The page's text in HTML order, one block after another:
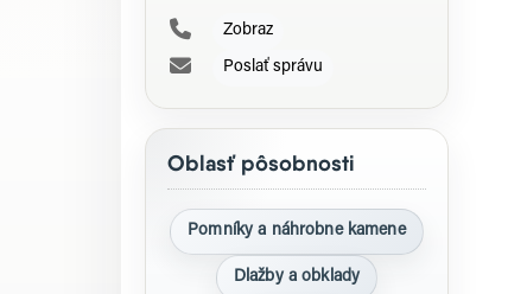
Zobraz
Poslať správu
Oblasť pôsobnosti
Pomníky a náhrobne kamene
Dlažby a obklady